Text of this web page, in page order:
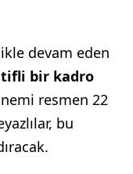
devam eden
bir kadro
resmen 22
bu